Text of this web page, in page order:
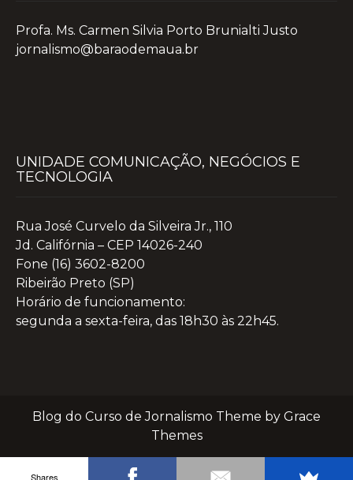
Profa. Ms. Carmen Silvia Porto Brunialti Justo
jornalismo@baraodemaua.br
UNIDADE COMUNICAÇÃO, NEGÓCIOS E
TECNOLOGIA
Rua José Curvelo da Silveira Jr., 110
Jd. Califórnia – CEP 14026-240
Fone (16) 3602-8200
Ribeirão Preto (SP)
Horário de funcionamento:
segunda a sexta-feira, das 18h30 às 22h45.
Blog do Curso de Jornalismo Theme by Grace
Themes
Shares